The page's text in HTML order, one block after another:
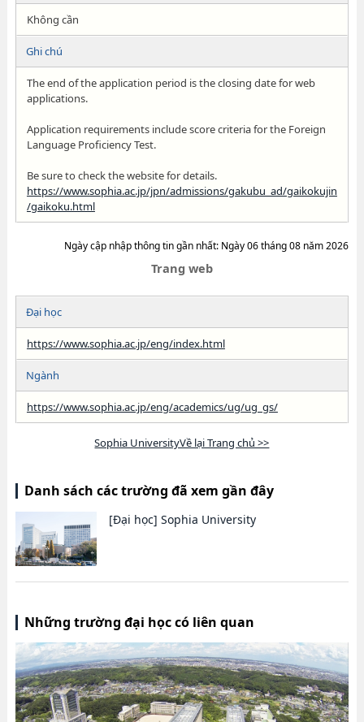
Không cần
Ghi chú
The end of the application period is the closing date for web
applications.
Application requirements include score criteria for the Foreign
Language Proficiency Test.
Be sure to check the website for details.
https://www.sophia.ac.jp/jpn/admissions/gakubu_ad/gaikokujin
/gaikoku.html
Ngày cập nhập thông tin gần nhất: Ngày 06 tháng 08 năm 2026
Trang web
Đại học
https://www.sophia.ac.jp/eng/index.html
Ngành
https://www.sophia.ac.jp/eng/academics/ug/ug_gs/
Sophia UniversityVề lại Trang chủ >>
Danh sách các trường đã xem gần đây
[Đại học] Sophia University
Những trường đại học có liên quan